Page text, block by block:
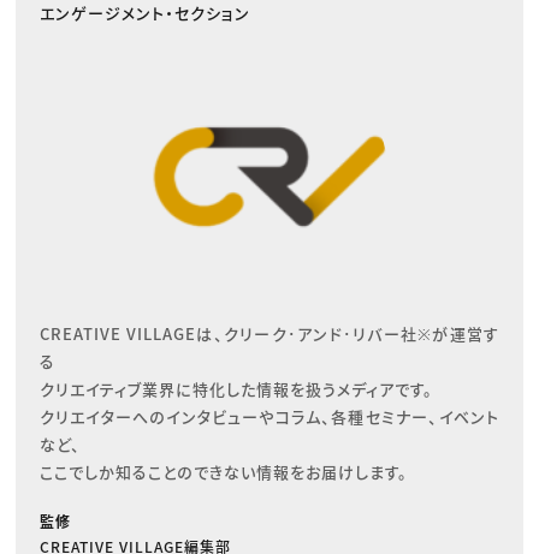
エンゲージメント・セクション
CREATIVE VILLAGEは、クリーク･アンド･リバー社※が運営す
る
クリエイティブ業界に特化した情報を扱うメディアです。
クリエイターへのインタビューやコラム、各種セミナー、イベント
など、
ここでしか知ることのできない情報をお届けします。
監修
CREATIVE VILLAGE編集部